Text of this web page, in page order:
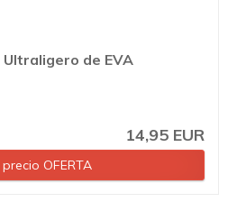
Ultraligero de EVA
14,95 EUR
OFERTA